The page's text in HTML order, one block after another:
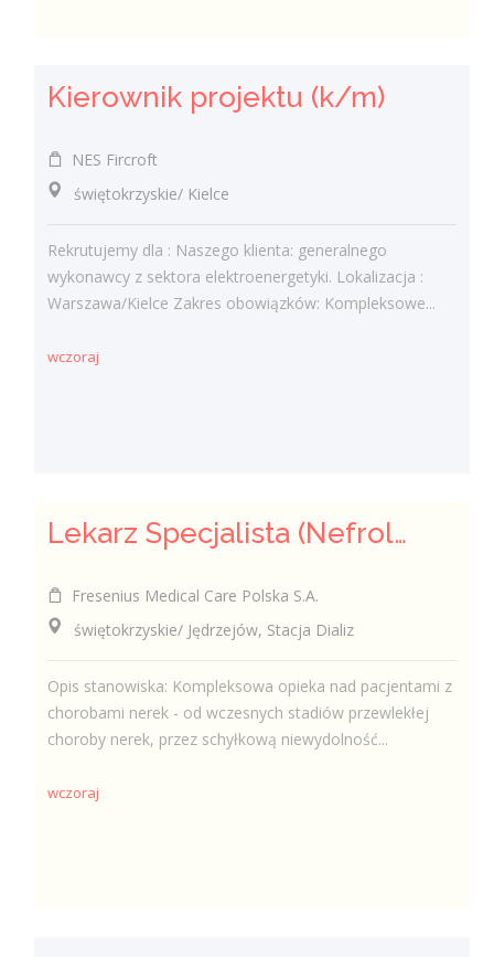
Kierownik projektu (k/m)
NES Fircroft
świętokrzyskie/ Kielce
Rekrutujemy dla : Naszego klienta: generalnego
wykonawcy z sektora elektroenergetyki. Lokalizacja :
Warszawa/Kielce Zakres obowiązków: Kompleksowe...
wczoraj
Lekarz Specjalista (Nefrolog / Internista) (K/M/N)
Fresenius Medical Care Polska S.A.
świętokrzyskie/ Jędrzejów, Stacja Dializ
Opis stanowiska: Kompleksowa opieka nad pacjentami z
chorobami nerek - od wczesnych stadiów przewlekłej
choroby nerek, przez schyłkową niewydolność...
wczoraj